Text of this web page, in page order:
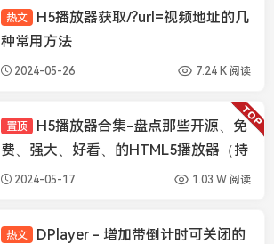
播放器知识
热文
H5播放器获取/?url=视频地址的几
种常用方法
2024-05-26 7.24 K 阅读
播放器知识
置顶
H5播放器合集-盘点那些开源、免
费、强大、好看、的HTML5播放器（持
续更新中）
2024-05-17 1.03 W 阅读
DPlayer
热文
DPlayer - 增加带倒计时可关闭的